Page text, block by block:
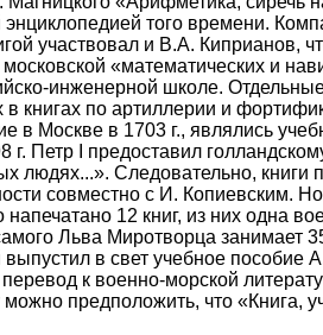
того времени.
участвовал и В.А. Киприанов,
«математических и
инженерной школе.
книгах по артиллерии и
Москве в 1703 г., являлись
Петр I предоставил
людях...». Следовательно, книги
совместно с И. Копиевским.
12 книг, из них одна
Льва Миротворца занимает
в свет учебное пособие
к военно-морской
предположить, что «Книга,